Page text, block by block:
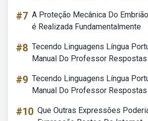
#7 A Proteção Mecânica Do
é Realizada Fundamentalmente
#8 Tecendo Linguagens Língua
Manual Do Professor Respostas
#9 Tecendo Linguagens Língua
Manual Do Professor Respostas
#10 Que Outras Expressões